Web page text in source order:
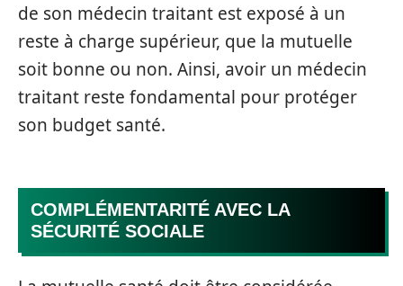
de son médecin traitant est exposé à un
reste à charge supérieur, que la mutuelle
soit bonne ou non. Ainsi, avoir un médecin
traitant reste fondamental pour protéger
son budget santé.
COMPLÉMENTARITÉ AVEC LA
SÉCURITÉ SOCIALE